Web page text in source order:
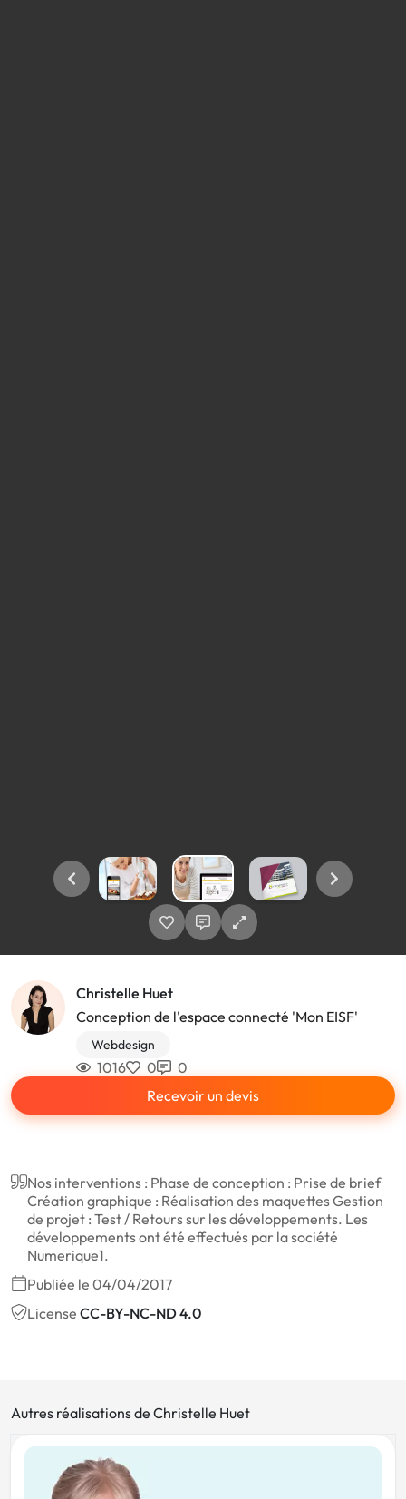
Christelle Huet
Conception de l'espace connecté 'Mon EISF'
Webdesign
1016 0
0
Recevoir un devis
Nos interventions : Phase de conception : Prise de brief
Création graphique : Réalisation des maquettes Gestion
de projet : Test / Retours sur les développements. Les
développements ont été effectués par la société
Numerique1.
Publiée le 04/04/2017
License CC-BY-NC-ND 4.0
Autres réalisations de Christelle Huet